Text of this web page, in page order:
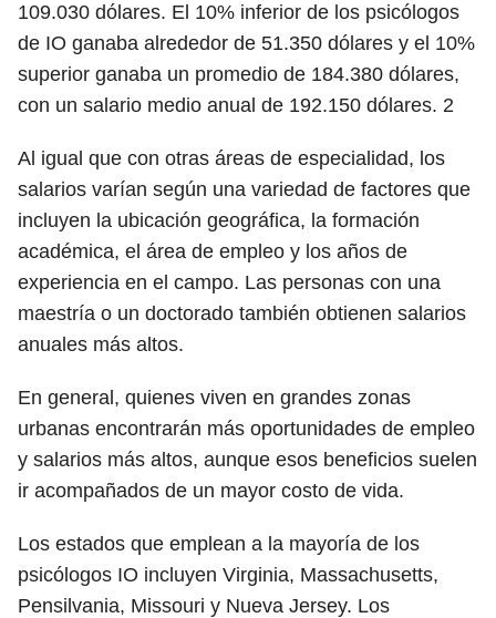
109.030 dólares. El 10% inferior de los psicólogos
de IO ganaba alrededor de 51.350 dólares y el 10%
superior ganaba un promedio de 184.380 dólares,
con un salario medio anual de 192.150 dólares. 2
Al igual que con otras áreas de especialidad, los
salarios varían según una variedad de factores que
incluyen la ubicación geográfica, la formación
académica, el área de empleo y los años de
experiencia en el campo. Las personas con una
maestría o un doctorado también obtienen salarios
anuales más altos.
En general, quienes viven en grandes zonas
urbanas encontrarán más oportunidades de empleo
y salarios más altos, aunque esos beneficios suelen
ir acompañados de un mayor costo de vida.
Los estados que emplean a la mayoría de los
psicólogos IO incluyen Virginia, Massachusetts,
Pensilvania, Missouri y Nueva Jersey. Los